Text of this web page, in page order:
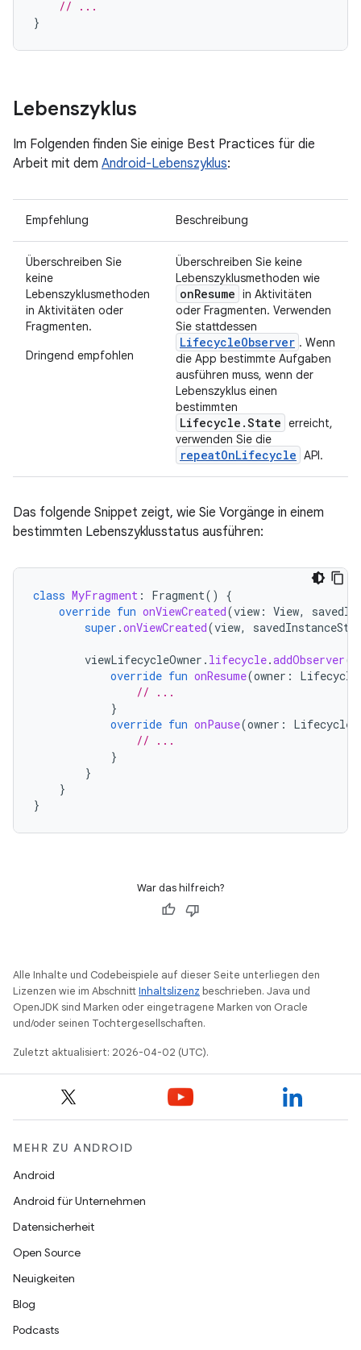
// ...
}
Lebenszyklus
Im Folgenden finden Sie einige Best Practices für die
Arbeit mit dem Android-Lebenszyklus:
Empfehlung Beschreibung
Überschreiben Sie
keine
Lebenszyklusmethoden
in Aktivitäten oder
Fragmenten.
Dringend empfohlen
Überschreiben Sie keine
Lebenszyklusmethoden wie
onResume in Aktivitäten
oder Fragmenten. Verwenden
Sie stattdessen
LifecycleObserver . Wenn
die App bestimmte Aufgaben
ausführen muss, wenn der
Lebenszyklus einen
bestimmten
Lifecycle.State erreicht,
verwenden Sie die
repeatOnLifecycle API.
Das folgende Snippet zeigt, wie Sie Vorgänge in einem
bestimmten Lebenszyklusstatus ausführen:
class MyFragment : Fragment()
{
override fun onViewCreated(view : View,
super .onViewCreated(view,
viewLifecycleOwner . lifecycle.addObserver(
override fun onResume(owner :
// ...
}
override fun onPause(owner :
// ...
}
}
}
}
War das hilfreich?
Alle Inhalte und Codebeispiele auf dieser Seite unterliegen den
Lizenzen wie im AbschnittInhaltslizenz beschrieben. Java und
OpenJDK sind Marken oder eingetragene Marken von Oracle
und/oder seinen Tochtergesellschaften.
Zuletzt aktualisiert: 2026-04-02 (UTC).
MEHR ZU ANDROID
Android
Android für Unternehmen
Datensicherheit
Open Source
Neuigkeiten
Blog
Podcasts